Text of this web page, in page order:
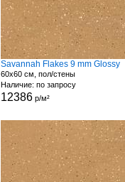
Savannah Flakes 9 mm Glossy
60x60 см, пол/стены
Наличие: по запросу
12386р/м²